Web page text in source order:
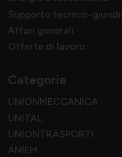
Supporto tecnico-
Affari generali
Offerte di lavoro
Categorie
UNIONMECCANICA
UNITAL
UNIONTRASPORTI
ANIEM